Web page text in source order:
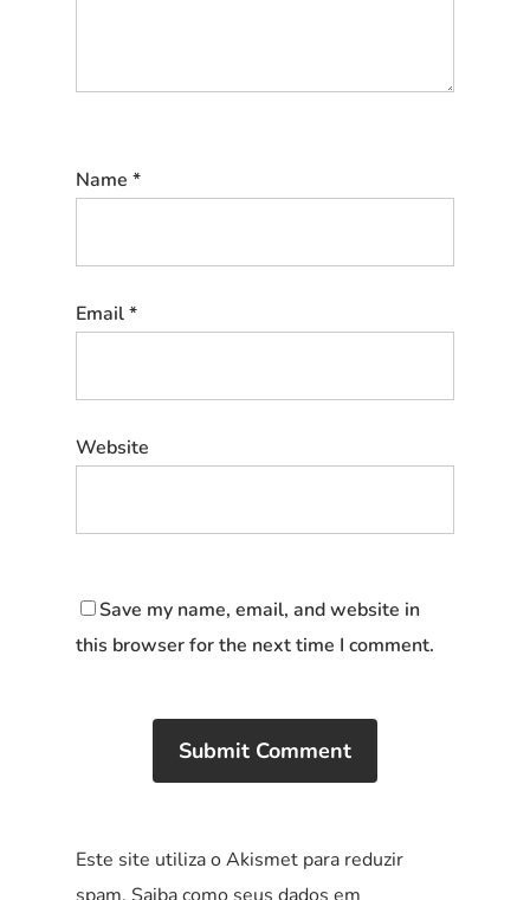
Name *
Email*
Website
Save my name, email, and website in
this browser for the next time I comment.
Este site utiliza o Akismet para reduzir